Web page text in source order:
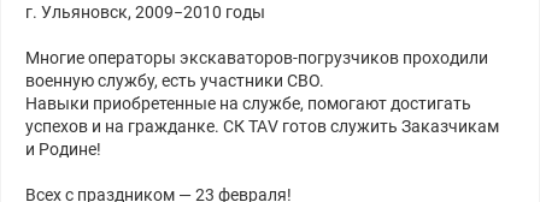
г. Ульяновск, 2009−2010 годы
Многие операторы экскаваторов-погрузчиков проходили
военную службу, есть участники СВО.
Навыки приобретенные на службе, помогают достигать
успехов и на гражданке. СК ТАV готов служить Заказчикам
и Родине!
Всех с праздником — 23 февраля!